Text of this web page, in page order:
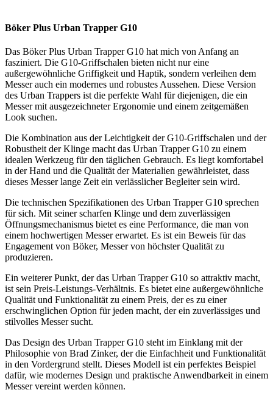
Böker Plus Urban Trapper G10
Das Böker Plus Urban Trapper G10 hat mich von Anfang an
fasziniert. Die G10-Griffschalen bieten nicht nur eine
außergewöhnliche Griffigkeit und Haptik, sondern verleihen dem
Messer auch ein modernes und robustes Aussehen. Diese Version
des Urban Trappers ist die perfekte Wahl für diejenigen, die ein
Messer mit ausgezeichneter Ergonomie und einem zeitgemäßen
Look suchen.
Die Kombination aus der Leichtigkeit der G10-Griffschalen und der
Robustheit der Klinge macht das Urban Trapper G10 zu einem
idealen Werkzeug für den täglichen Gebrauch. Es liegt komfortabel
in der Hand und die Qualität der Materialien gewährleistet, dass
dieses Messer lange Zeit ein verlässlicher Begleiter sein wird.
Die technischen Spezifikationen des Urban Trapper G10 sprechen
für sich. Mit seiner scharfen Klinge und dem zuverlässigen
Öffnungsmechanismus bietet es eine Performance, die man von
einem hochwertigen Messer erwartet. Es ist ein Beweis für das
Engagement von Böker, Messer von höchster Qualität zu
produzieren.
Ein weiterer Punkt, der das Urban Trapper G10 so attraktiv macht,
ist sein Preis-Leistungs-Verhältnis. Es bietet eine außergewöhnliche
Qualität und Funktionalität zu einem Preis, der es zu einer
erschwinglichen Option für jeden macht, der ein zuverlässiges und
stilvolles Messer sucht.
Das Design des Urban Trapper G10 steht im Einklang mit der
Philosophie von Brad Zinker, der die Einfachheit und Funktionalität
in den Vordergrund stellt. Dieses Modell ist ein perfektes Beispiel
dafür, wie modernes Design und praktische Anwendbarkeit in einem
Messer vereint werden können.